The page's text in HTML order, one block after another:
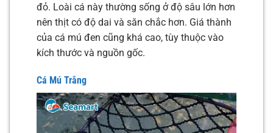
đỏ. Loài cá này thường sống ở độ sâu lớn hơn
nên thịt có độ dai và săn chắc hơn. Giá thành
của cá mú đen cũng khá cao, tùy thuộc vào
kích thước và nguồn gốc.
Cá Mú Trắng